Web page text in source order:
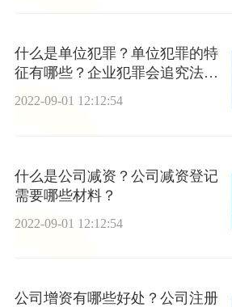
什么是单位犯罪？单位犯罪的特
征有哪些？企业犯罪会追究法人
吗？
2022-09-01 12:12:54
什么是公司减资？公司减资登记
需要哪些材料？
2022-09-01 12:12:54
公司增资有哪些好处？公司注册